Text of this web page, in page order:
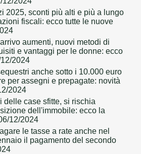
2025, sconti più alti e più a lungo
fiscali: ecco tutte le nuove
aumenti, nuovi metodi di
e vantaggi per le donne: ecco
2024
anche sotto i 10.000 euro
per assegni e prepagate: novità
2024
delle case sfitte, si rischia
dell'immobile: ecco la
12/2024
le tasse a rate anche nel
il pagamento del secondo